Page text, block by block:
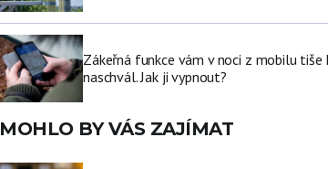
Zákeřná funkce vám v noci z mobilu
naschvál. Jak ji vypnout?
MOHLO BY VÁS ZAJÍMAT